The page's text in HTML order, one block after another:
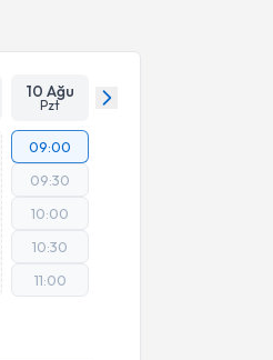
10 Ağu
Pzt
09:00
09:30
10:00
10:30
11:00